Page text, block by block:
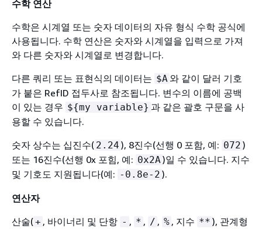
수학 연산
수학은 시계열 또는 숫자 데이터의 자유 형식 수학 공식에
사용됩니다. 수학 연산은 숫자와 시계열을 입력으로 가져
와 다른 숫자와 시계열로 변경합니다.
다른 쿼리 또는 표현식의 데이터는 $A 와 같이 달러 기호
가 붙은 RefID 접두사로 참조됩니다. 변수의 이름에 공백
이 있는 경우 ${my variable} 과 같은 괄호 구문을 사
용할 수 있습니다.
숫자 상수는 십진수( 2.24 ), 8진수(선행 0 포함, 예: 072 )
또는 16진수(선행 0x 포힘, 예: 0x2A )일 수 있습니다. 지수
및 기호도 지원됩니다(예: -0.8e-2 ).
연산자
산술(+ , 바이너리 및 단항 - , * , / , % , 지수 ** ), 관계형